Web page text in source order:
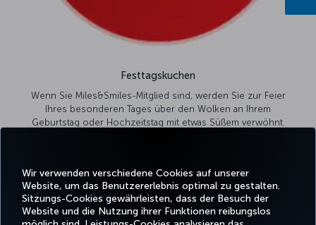
Wir verwenden verschiedene Cookies auf unserer
Website, um das Benutzererlebnis optimal zu gestalten.
Sitzungs-Cookies gewährleisten, dass der Besuch der
Website und die Nutzung ihrer Funktionen reibungslos
sind, werden Sie zur Feier
den Wolken an Ihrem
etwas Süßem verwöhnt.
Facebook
TwitterInstagram
YouTubeLinkedIn
TikTokBlog